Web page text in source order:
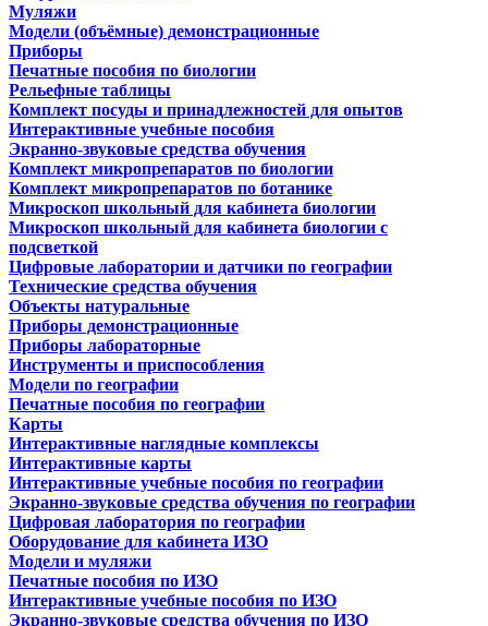
Муляжи
Модели (объёмные) демонстрационные
Приборы
Печатные пособия по биологии
Рельефные таблицы
Комплект посуды и принадлежностей для опытов
Интерактивные учебные пособия
Экранно-звуковые средства обучения
Комплект микропрепаратов по биологии
Комплект микропрепаратов по ботанике
Микроскоп школьный для кабинета биологии
Микроскоп школьный для кабинета биологии с
подсветкой
Цифровые лаборатории и датчики по географии
Технические средства обучения
Объекты натуральные
Приборы демонстрационные
Приборы лабораторные
Инструменты и приспособления
Модели по географии
Печатные пособия по географии
Карты
Интерактивные наглядные комплексы
Интерактивные карты
Интерактивные учебные пособия по географии
Экранно-звуковые средства обучения по географии
Цифровая лаборатория по географии
Оборудование для кабинета ИЗО
Модели и муляжи
Печатные пособия по ИЗО
Интерактивные учебные пособия по ИЗО
Экранно-звуковые средства обучения по ИЗО